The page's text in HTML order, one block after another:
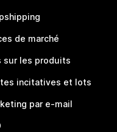
de marché
sur les produits
incitatives et lots
par e-mail